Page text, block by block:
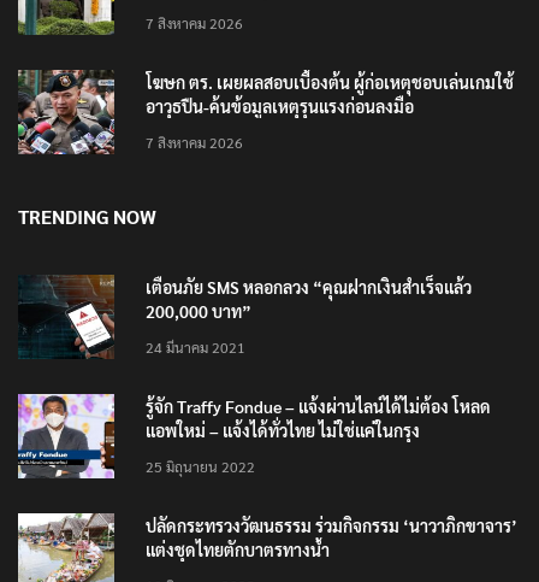
7 สิงหาคม 2026
โฆษก ตร. เผยผลสอบเบื้องต้น ผู้ก่อเหตุชอบเล่นเกมใช้
อาวุธปืน-ค้นข้อมูลเหตุรุนแรงก่อนลงมือ
7 สิงหาคม 2026
TRENDING NOW
เตือนภัย SMS หลอกลวง “คุณฝากเงินสำเร็จแล้ว
200,000 บาท”
24 มีนาคม 2021
รู้จัก Traffy Fondue – แจ้งผ่านไลน์ได้ไม่ต้อง โหลด
แอพใหม่ – แจ้งได้ทั่วไทย ไม่ใช่แค่ในกรุง
25 มิถุนายน 2022
ปลัดกระทรวงวัฒนธรรม ร่วมกิจกรรม ‘นาวาภิกขาจาร’
แต่งชุดไทยตักบาตรทางน้ำ